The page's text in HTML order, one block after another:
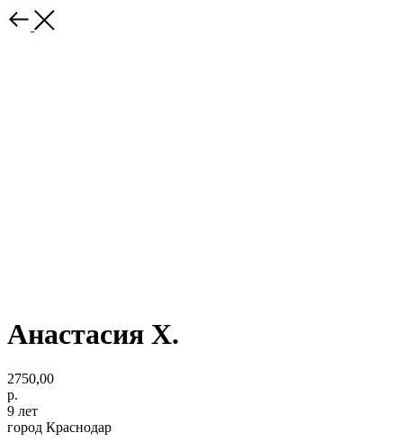
Анастасия Х.
2750,00
р.
9 лет
город Краснодар